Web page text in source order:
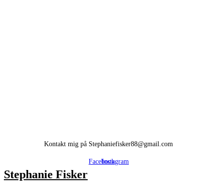
Kontakt mig på Stephaniefisker88@gmail.com
FacebookInstagram
Stephanie Fisker